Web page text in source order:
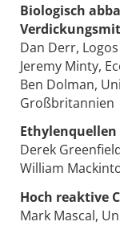
Biologisch
Dan Derr,
Jeremy Minty,
Ben Dolman,
Großbritannien
Derek
William
Hoch reaktive
Mark Mascal,